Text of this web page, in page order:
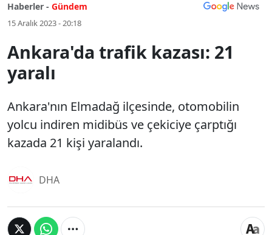
Haberler - Gündem
15 Aralık 2023 - 20:18
Ankara'da trafik kazası: 21
yaralı
Ankara'nın Elmadağ ilçesinde, otomobilin
yolcu indiren midibüs ve çekiciye çarptığı
kazada 21 kişi yaralandı.
DHA